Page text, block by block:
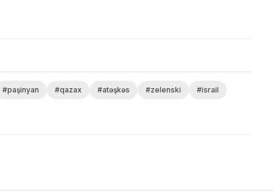
#paşinyan #qazax #atəşkəs #zelenski #israil